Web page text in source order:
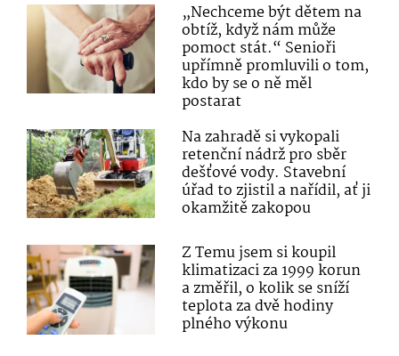
„Nechceme být dětem na
obtíž, když nám může
pomoct stát.“ Senioři
upřímně promluvili o tom,
kdo by se o ně měl
postarat
Na zahradě si vykopali
retenční nádrž pro sběr
dešťové vody. Stavební
úřad to zjistil a nařídil, ať ji
okamžitě zakopou
Z Temu jsem si koupil
klimatizaci za 1999 korun
a změřil, o kolik se sníží
teplota za dvě hodiny
plného výkonu